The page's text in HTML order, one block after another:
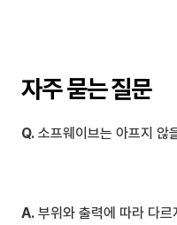
자주 묻는 질문
Q. 소프웨이브는 아프지 않
A. 부위와 출력에 따라 다